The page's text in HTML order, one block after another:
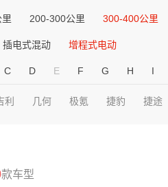
200-300公里 300-400公里
插电式混动 增程式电动
C D E F G H I
利 几何 极氪 捷豹 捷途
款车型